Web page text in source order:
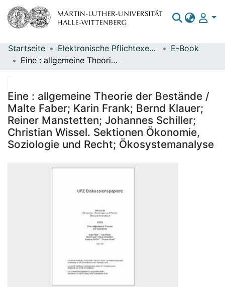
Bereiche & Sammlungen
Statistiken
Startseite Elektronische Pflichtexemplare
E-Book
Eine : allgemeine Theorie der Bestände / Malte Faber; Karin Frank; Bernd Klauer; Reiner Manstetten; Johannes Schiller; Christian Wissel. Sektionen Ökonomie, Soziologie und Recht; Ökosystemanalyse
Eine : allgemeine Theorie der Bestände /
Malte Faber; Karin Frank; Bernd Klauer;
Reiner Manstetten; Johannes Schiller;
Christian Wissel. Sektionen Ökonomie,
Soziologie und Recht; Ökosystemanalyse